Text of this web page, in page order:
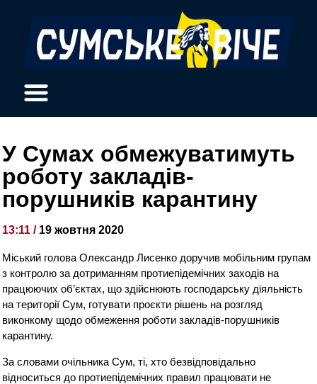
У Сумах обмежуватимуть
роботу закладів-
порушників карантину
13:11 / 19 жовтня 2020
Міський голова Олександр Лисенко доручив мобільним групам
з контролю за дотриманням протиепідемічних заходів на
працюючих об’єктах, що здійснюють господарську діяльність
на території Сум, готувати проєкти рішень на розгляд
виконкому щодо обмеження роботи закладів-порушників
карантину.
За словами очільника Сум, ті, хто безвідповідально
відноситься до протиепідемічних правил працювати не